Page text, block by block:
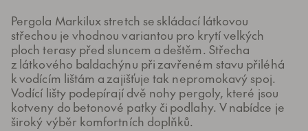
Pergola Markilux stretch se skládací látkovou
střechou je vhodnou variantou pro krytí velkých
ploch terasy před sluncem a deštěm. Střecha
z látkového baldachýnu při zavřeném stavu přiléhá
k vodícím lištám a zajišťuje tak nepromokavý spoj.
Vodící lišty podepírají dvě nohy pergoly, které jsou
kotveny do betonové patky či podlahy. V nabídce je
široký výběr komfortních doplňků.